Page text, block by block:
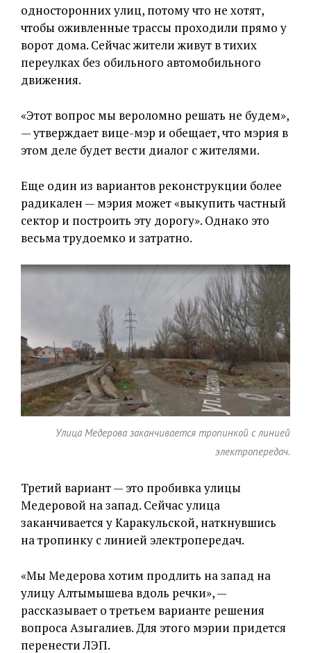
односторонних улиц, потому что не хотят,
чтобы оживленные трассы проходили прямо у
ворот дома. Сейчас жители живут в тихих
переулках без обильного автомобильного
движения.
«Этот вопрос мы вероломно решать не будем»,
— утверждает вице-мэр и обещает, что мэрия в
этом деле будет вести диалог с жителями.
Еще один из вариантов реконструкции более
радикален — мэрия может «выкупить частный
сектор и построить эту дорогу». Однако это
весьма трудоемко и затратно.
Улица Медерова заканчивается тропинкой с линией
электропередач.
Третий вариант — это пробивка улицы
Медеровой на запад. Сейчас улица
заканчивается у Каракульской, наткнувшись
на тропинку с линией электропередач.
«Мы Медерова хотим продлить на запад на
улицу Алтымышева вдоль речки», —
рассказывает о третьем варианте решения
вопроса Азыгалиев. Для этого мэрии придется
перенести ЛЭП.